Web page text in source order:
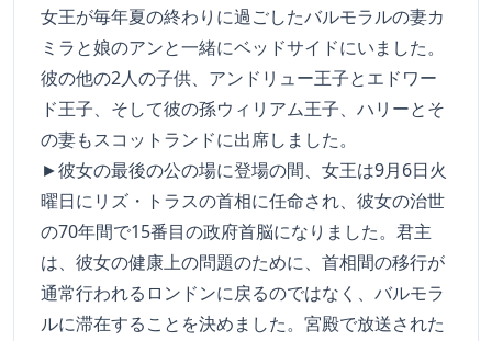
女王が毎年夏の終わりに過ごしたバルモラルの妻カ
ミラと娘のアンと一緒にベッドサイドにいました。
彼の他の2人の子供、アンドリュー王子とエドワー
ド王子、そして彼の孫ウィリアム王子、ハリーとそ
の妻もスコットランドに出席しました。
►彼女の最後の公の場に登場の間、女王は9月6日火
曜日にリズ・トラスの首相に任命され、彼女の治世
の70年間で15番目の政府首脳になりました。君主
は、彼女の健康上の問題のために、首相間の移行が
通常行われるロンドンに戻るのではなく、バルモラ
ルに滞在することを決めました。宮殿で放送された